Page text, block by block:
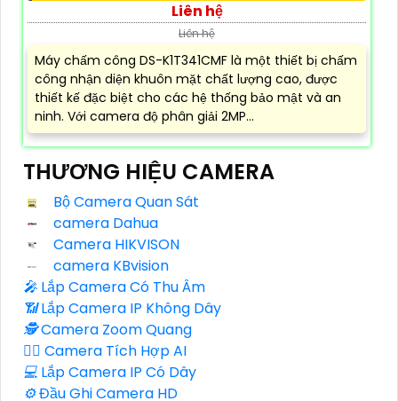
Liên hệ
Liên hệ
Máy chấm công DS-K1T341CMF là một thiết bị chấm
công nhận diện khuôn mặt chất lượng cao, được
thiết kế đặc biệt cho các hệ thống bảo mật và an
ninh. Với camera độ phân giải 2MP...
THƯƠNG HIỆU CAMERA
Bộ Camera Quan Sát
camera Dahua
Camera HIKVISON
camera KBvision
️🎤️ Lắp Camera Có Thu Âm
📶Lắp Camera IP Không Dây
🕵️Camera Zoom Quang
🧛‍♀️ Camera Tích Hợp AI
💻 Lắp Camera IP Có Dây
⚙️Đầu Ghi Camera HD